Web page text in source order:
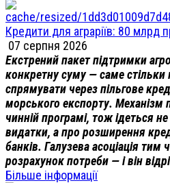
Кредити для аграріїв: 80 млрд
07 серпня 2026
Екстрений пакет підтримки
конкретну суму — саме
спрямувати через пільгове
морського експорту. Механізм
чинній програмі, тож ідеться
видатки, а про розширення
банків. Галузева асоціація
розрахунок потреби — і він
Більше інформації